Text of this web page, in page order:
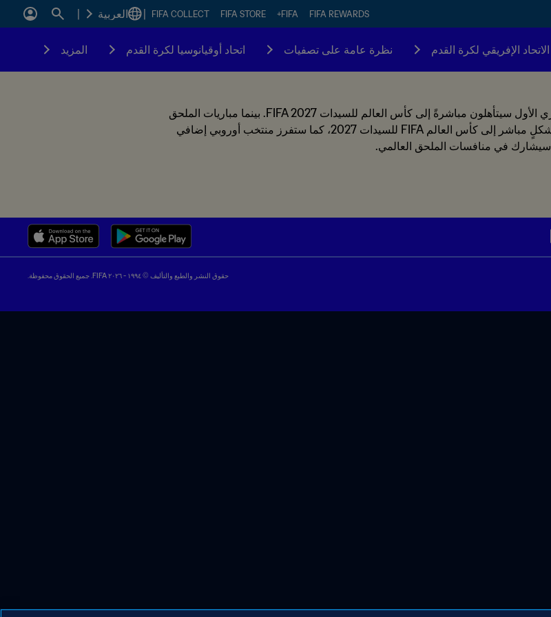
FIFA REWARDS
FIFA+
FIFA STORE
FIFA COLLECT العربية
الاتحاد الإفريقي لكرة القدم نظرة عامة على تصفيات اتحاد أوقيانوسيا لكرة القدم المزيد
جميع المنتخبات المتصدرة لمجموعاتها في الدوري الأول سيتأهلون مباشرةً إلى كأس العالم للسيدات FIFA 2027. بينما مباريات الملحق
الأوروبي ستحدد سبعة مراكز إضافية متأهلة بشكلٍ مباشر إلى كأس العالم FIFA للسيدات 2027، كما ستفرز منتخب أوروبي إضافي
سيشارك في منافسات الملحق العالمي.
حقوق النشر والطبع والتأليف © ١٩٩٤ - ٢٠٢٦ FIFA. جميع الحقوق محفوظة.